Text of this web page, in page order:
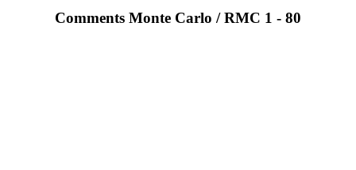
Comments Monte Carlo / RMC 1 - 80